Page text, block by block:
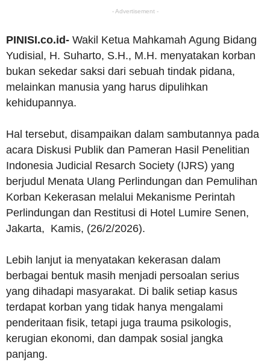
- Advertisement -
PINISI.co.id- Wakil Ketua Mahkamah Agung Bidang
Yudisial, H. Suharto, S.H., M.H. menyatakan korban
bukan sekedar saksi dari sebuah tindak pidana,
melainkan manusia yang harus dipulihkan
kehidupannya.
Hal tersebut, disampaikan dalam sambutannya pada
acara Diskusi Publik dan Pameran Hasil Penelitian
Indonesia Judicial Resarch Society (IJRS) yang
berjudul Menata Ulang Perlindungan dan Pemulihan
Korban Kekerasan melalui Mekanisme Perintah
Perlindungan dan Restitusi di Hotel Lumire Senen,
Jakarta, Kamis, (26/2/2026).
Lebih lanjut ia menyatakan kekerasan dalam
berbagai bentuk masih menjadi persoalan serius
yang dihadapi masyarakat. Di balik setiap kasus
terdapat korban yang tidak hanya mengalami
penderitaan fisik, tetapi juga trauma psikologis,
kerugian ekonomi, dan dampak sosial jangka
panjang.